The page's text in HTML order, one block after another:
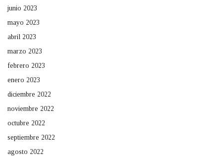
junio 2023
mayo 2023
abril 2023
marzo 2023
febrero 2023
enero 2023
diciembre 2022
noviembre 2022
octubre 2022
septiembre 2022
agosto 2022